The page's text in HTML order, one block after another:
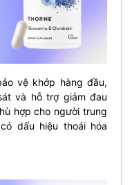
vệ khớp hàng đầu,
và hỗ trợ giảm đau
hợp cho người trung
dấu hiệu thoái hóa